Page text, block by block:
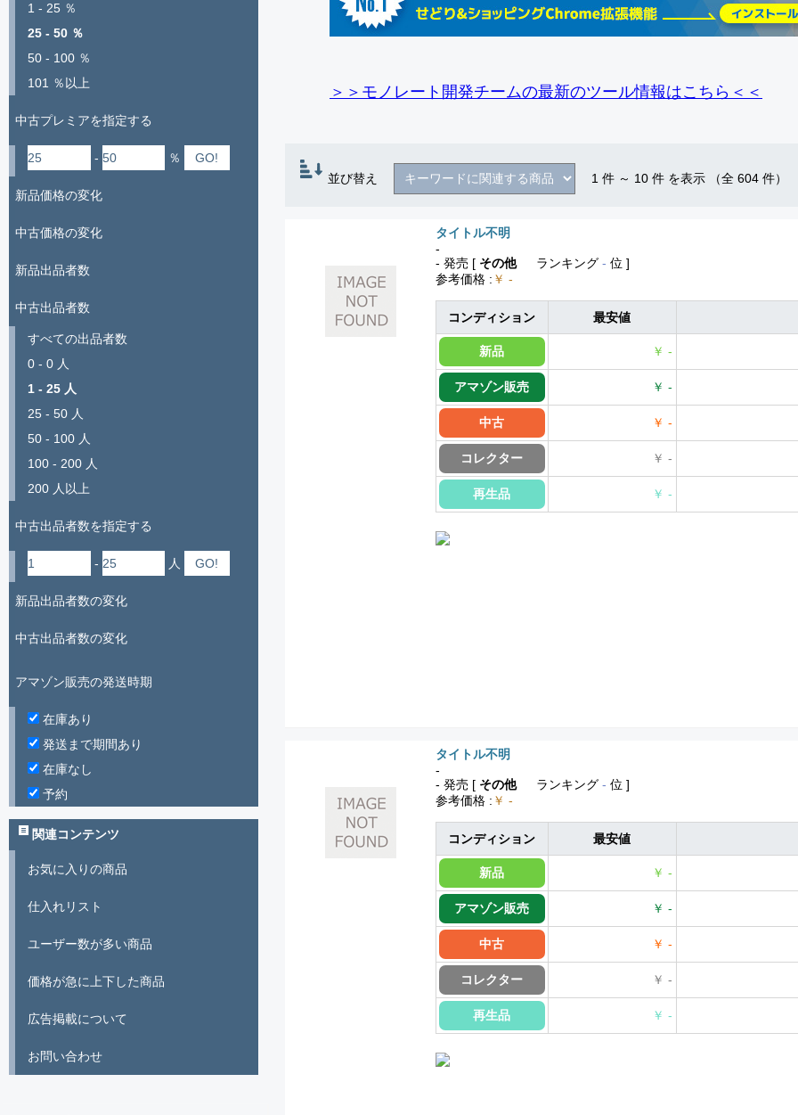
＞＞モノレート開発チームの最新のツール情報はこちら＜＜
並び替え 1 件 ～ 10 件 を表示 （全 604 件）
タイトル不明
-
- 発売 [ その他 ランキング - 位 ]
参考価格 : ￥ -
コンディション 最安値
新品 ￥ -
アマゾン販売 ￥ -
中古 ￥ -
コレクター ￥ -
再生品 ￥ -
タイトル不明
-
- 発売 [ その他 ランキング - 位 ]
参考価格 : ￥ -
コンディション 最安値
新品 ￥ -
アマゾン販売 ￥ -
中古 ￥ -
コレクター ￥ -
再生品 ￥ -
1 - 25 ％
25 - 50 ％
50 - 100 ％
101 ％以上
中古プレミアを指定する
- ％
新品価格の変化
中古価格の変化
新品出品者数
中古出品者数
すべての出品者数
0 - 0 人
1 - 25 人
25 - 50 人
50 - 100 人
100 - 200 人
200 人以上
中古出品者数を指定する
- 人
新品出品者数の変化
中古出品者数の変化
アマゾン販売の発送時期
在庫あり
発送まで期間あり
在庫なし
予約
関連コンテンツ
お気に入りの商品
仕入れリスト
ユーザー数が多い商品
価格が急に上下した商品
広告掲載について
お問い合わせ